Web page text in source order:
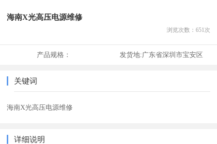
海南X光高压电源维修
浏览次数： 651 次
产品规格： 发货地:广东省深圳市宝安区
关键词
海南X光高压电源维修
详细说明